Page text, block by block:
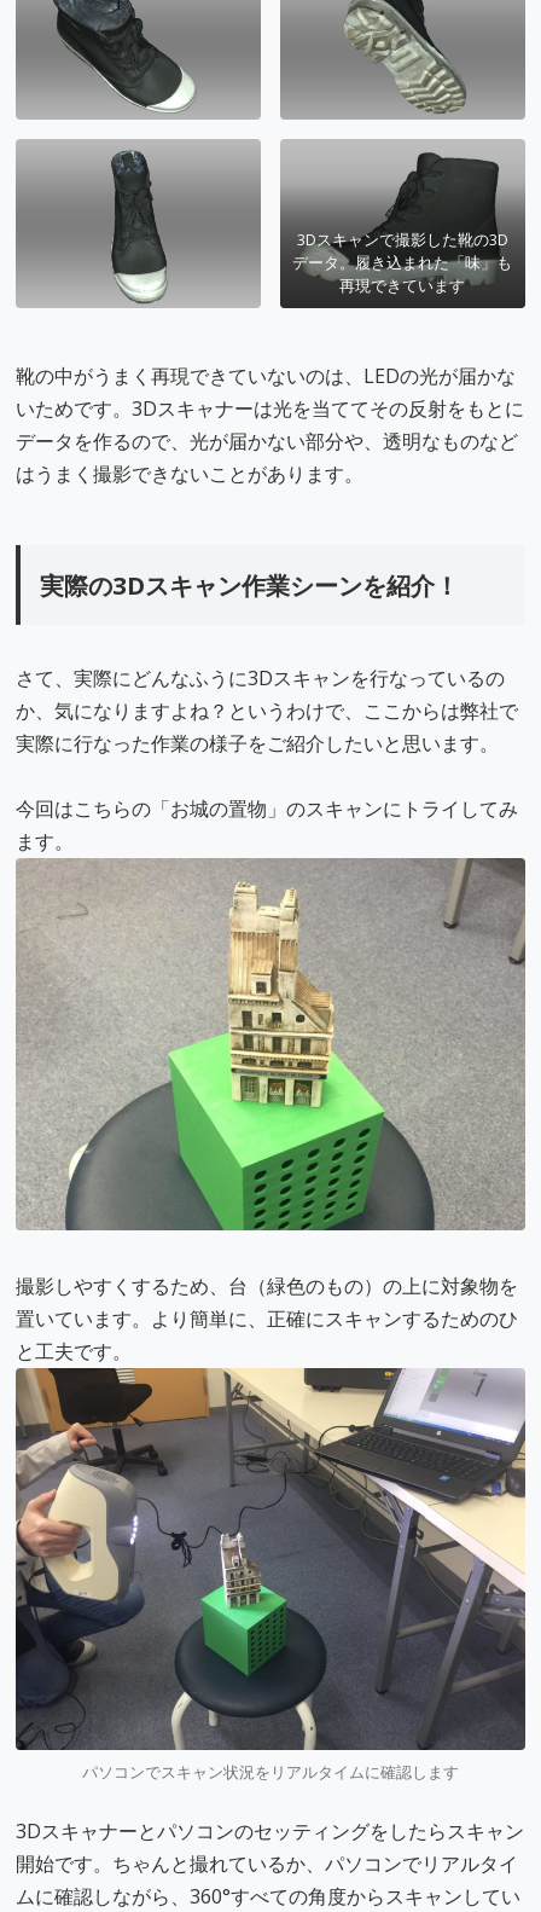
3Dスキャンで撮影した靴の3D
データ。履き込まれた「味」も
再現できています
靴の中がうまく再現できていないのは、LEDの光が届かな
いためです。3Dスキャナーは光を当ててその反射をもとに
データを作るので、光が届かない部分や、透明なものなど
はうまく撮影できないことがあります。
実際の3Dスキャン作業シーンを紹介！
さて、実際にどんなふうに3Dスキャンを行なっているの
か、気になりますよね？というわけで、ここからは弊社で
実際に行なった作業の様子をご紹介したいと思います。
今回はこちらの「お城の置物」のスキャンにトライしてみ
ます。
撮影しやすくするため、台（緑色のもの）の上に対象物を
置いています。より簡単に、正確にスキャンするためのひ
と工夫です。
パソコンでスキャン状況をリアルタイムに確認します
3Dスキャナーとパソコンのセッティングをしたらスキャン
開始です。ちゃんと撮れているか、パソコンでリアルタイ
ムに確認しながら、360°すべての角度からスキャンしてい